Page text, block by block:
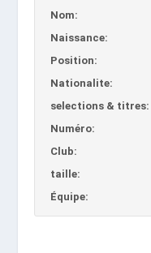
Nom:
Naissance:
Position:
Nationalite:
selections & titres:
Numéro:
Club:
taille:
Équipe: